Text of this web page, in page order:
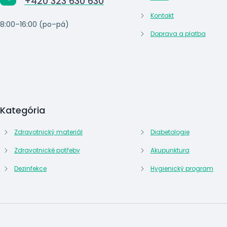
8:00–16:00 (po–pá)
Kontakt
Doprava a platba
Kategória
Zdravotnický materiál
Zdravotnické potřeby
Dezinfekce
Diabetologie
Akupunktura
Hygienický program